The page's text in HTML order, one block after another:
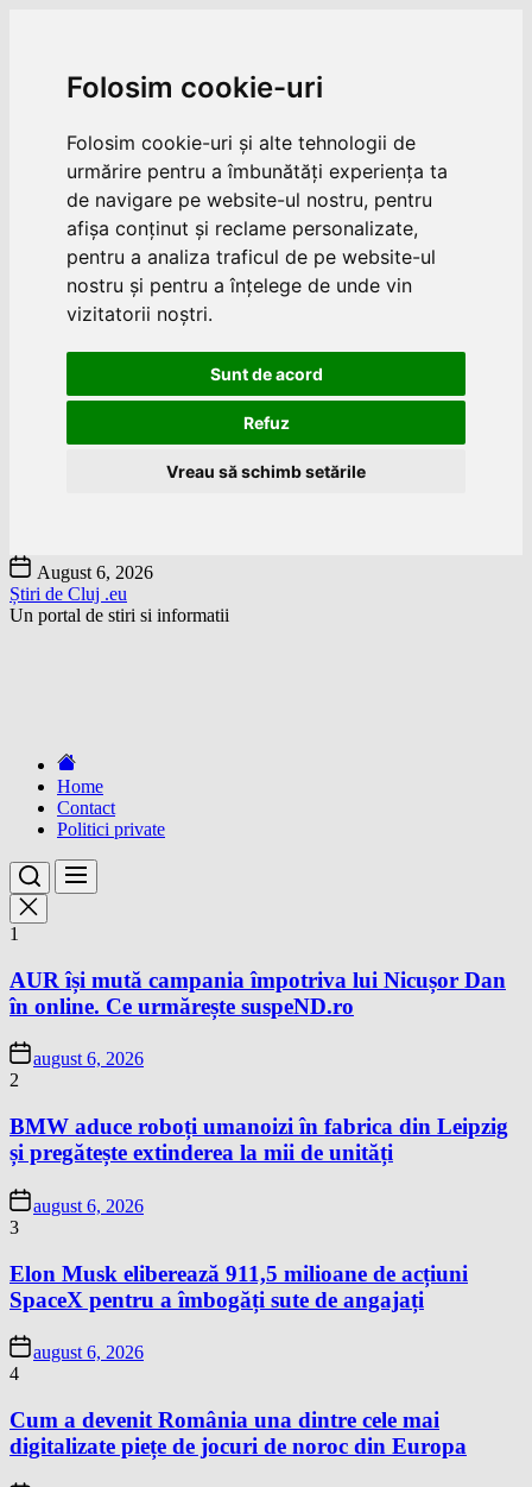
Folosim cookie-uri
Folosim cookie-uri și alte tehnologii de
urmărire pentru a îmbunătăți experiența ta
de navigare pe website-ul nostru, pentru
afișa conținut și reclame personalizate,
pentru a analiza traficul de pe website-ul
nostru și pentru a înțelege de unde vin
vizitatorii noștri.
Sunt de acord
Refuz
Vreau să schimb setările
Skip
to
the
content
August 6, 2026
Știri de Cluj .eu
Un portal de stiri si informatii
Home
Contact
Politici private
1
AUR își mută campania împotriva lui Nicușor Dan
în online. Ce urmărește suspeND.ro
august 6, 2026
2
BMW aduce roboți umanoizi în fabrica din Leipzig
și pregătește extinderea la mii de unități
august 6, 2026
3
Elon Musk eliberează 911,5 milioane de acțiuni
SpaceX pentru a îmbogăți sute de angajați
august 6, 2026
4
Cum a devenit România una dintre cele mai
digitalizate piețe de jocuri de noroc din Europa